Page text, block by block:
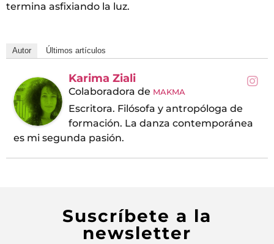
termina asfixiando la luz.
Autor Últimos artículos
Karima Ziali
Colaboradora de MAKMA
Escritora. Filósofa y antropóloga de
formación. La danza contemporánea
es mi segunda pasión.
Suscríbete a la
newsletter